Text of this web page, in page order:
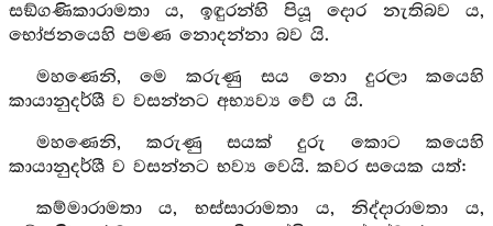
සඞ්ගණිකාරාමතා ය, ඉඳුරන්හි පියූ දොර නැතිබව ය,
භෝජනයෙහි පමණ නොදන්නා බව යි.
මහණෙනි, මෙ කරුණු සය නො දුරලා කයෙහි
කායානුදර්ශී ව වසන්නට අභ්‍යව්‍ය වේ ය යි.
මහණෙනි, කරුණු සයක් දුරු කොට කයෙහි
කායානුදර්ශී ව වසන්නට භව්‍ය වෙයි. කවර සයෙක යත්:
කම්මාරාමතා ය, භස්සාරාමතා ය, නිද්දාරාමතා ය,